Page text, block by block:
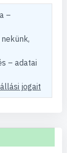
–
– adatai
jogait